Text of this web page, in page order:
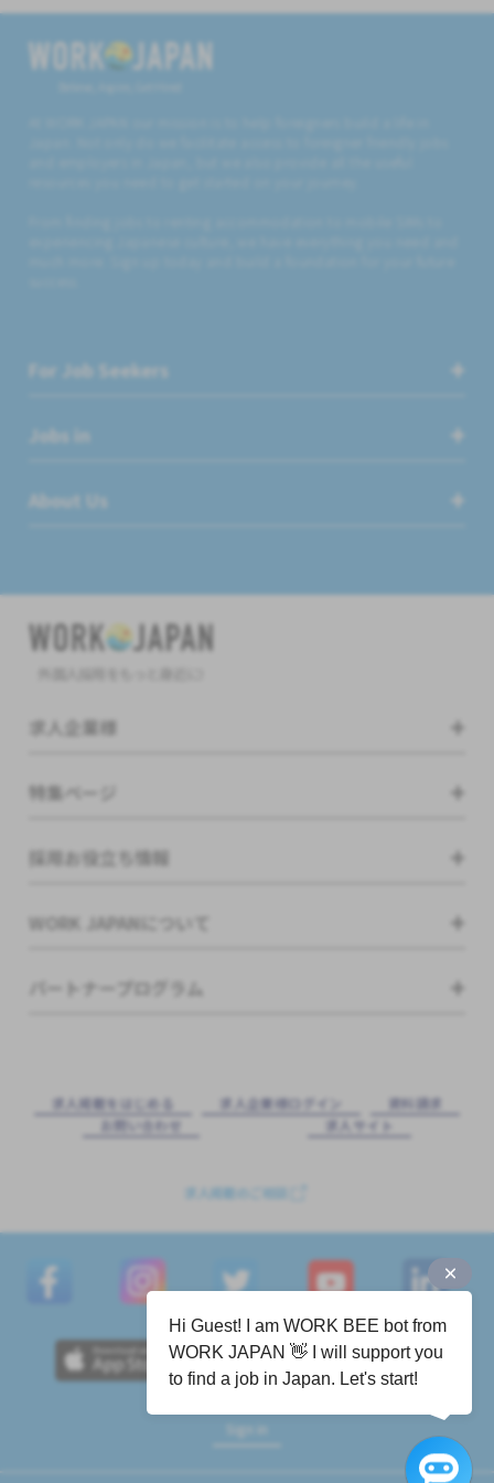
For Job Seekers
Jobs in
About Us
求人企業様
特集ページ
採用お役立ち情報
WORK JAPANについて
パートナープログラム
求⼈掲載をはじめる 求⼈企業様ログイン
資料請求
お問い合わせ
求⼈サイト
求人掲載のご相談
Sign in
Hi Guest! I am WORK BEE bot from
WORK JAPAN 👋 I will support you
to find a job in Japan. Let's start!